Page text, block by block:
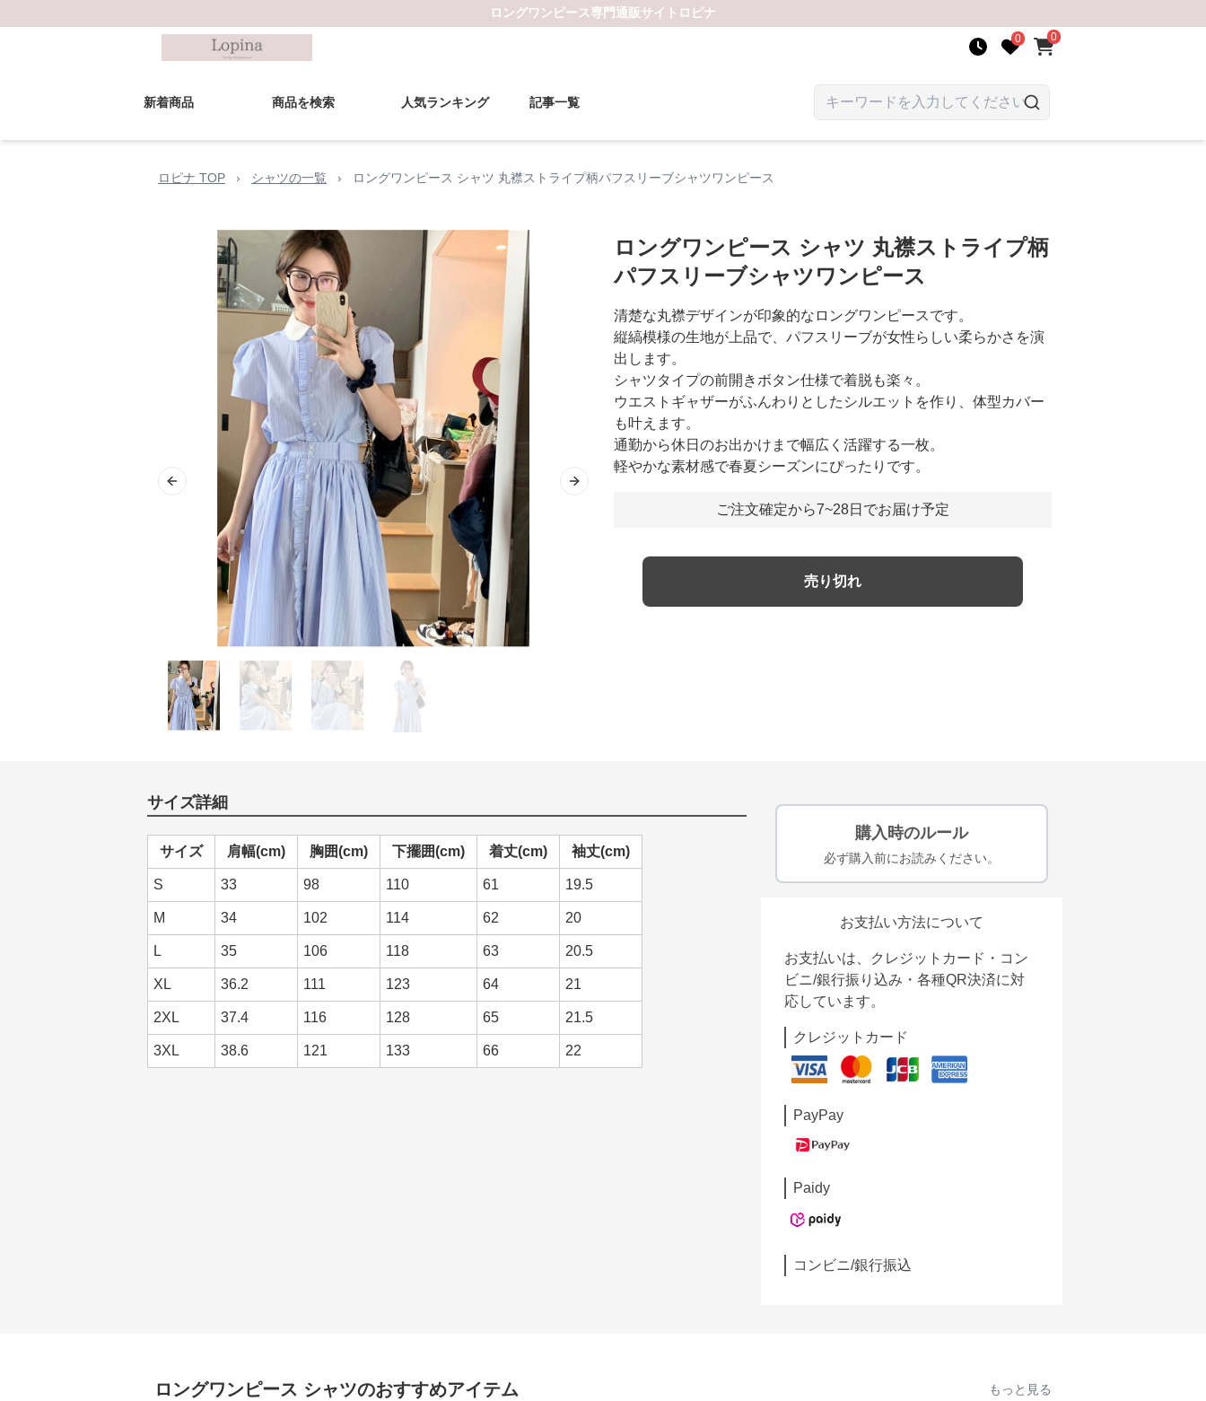
ロングワンピース専門通販サイト ロピナ
0 0
新着商品 商品を検索 人気ランキング 記事一覧
ロピナ TOP › シャツの一覧 › ロングワンピース シャツ 丸襟ストライプ柄パフスリーブシャツワンピース
Previous slide Next slide
ロングワンピース シャツ 丸襟ストライプ柄
パフスリーブシャツワンピース
清楚な丸襟デザインが印象的なロングワンピースです。
縦縞模様の生地が上品で、パフスリーブが女性らしい柔らかさを演
出します。
シャツタイプの前開きボタン仕様で着脱も楽々。
ウエストギャザーがふんわりとしたシルエットを作り、体型カバー
も叶えます。
通勤から休日のお出かけまで幅広く活躍する一枚。
軽やかな素材感で春夏シーズンにぴったりです。
ご注文確定から7~28日でお届け予定
売り切れ
サイズ詳細
サイズ 肩幅(cm) 胸囲(cm) 下擺囲(cm) 着丈(cm) 袖丈(cm)
S 33 98 110 61 19.5
M 34 102 114 62 20
L 35 106 118 63 20.5
XL 36.2 111 123 64 21
2XL 37.4 116 128 65 21.5
3XL 38.6 121 133 66 22
購入時のルール
必ず購入前にお読みください。
お支払い方法について
お支払いは、クレジットカード・コン
ビニ/銀行振り込み・各種QR決済に対
応しています。
クレジットカード
PayPay
Paidy
コンビニ/銀行振込
ロングワンピース シャツのおすすめアイテム もっと見る